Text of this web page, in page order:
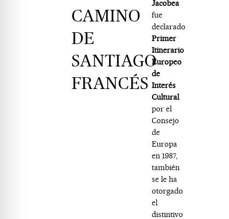
CAMINO
DE
SANTIAGO
FRANCÉS
Jacobea
fue
declarado
Primer
Itinerario
Europeo
de
Interés
Cultural
por el
Consejo
de
Europa
en 1987,
también
se le ha
otorgado
el
distintivo